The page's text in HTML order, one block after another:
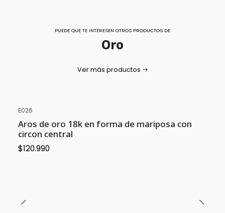
PUEDE QUE TE INTERESEN OTROS PRODUCTOS DE
Oro
Ver más productos
E026
Aros de oro 18k en forma de mariposa con
circon central
$120.990